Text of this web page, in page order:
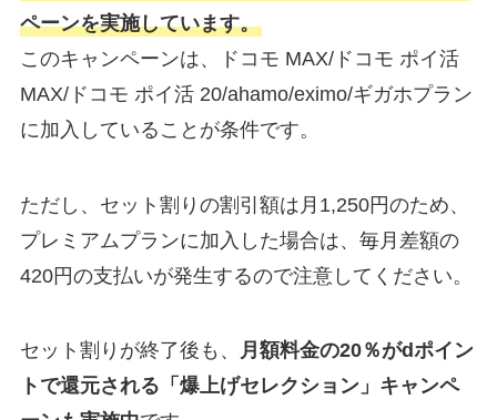
ペーンを実施しています。
このキャンペーンは、ドコモ MAX/ドコモ ポイ活
MAX/ドコモ ポイ活 20/ahamo/eximo/ギガホプラン
に加入していることが条件です。
ただし、セット割りの割引額は月1,250円のため、
プレミアムプランに加入した場合は、毎月差額の
420円の支払いが発生するので注意してください。
セット割りが終了後も、
月額料金の20％がdポイン
トで還元される「爆上げセレクション」キャンペ